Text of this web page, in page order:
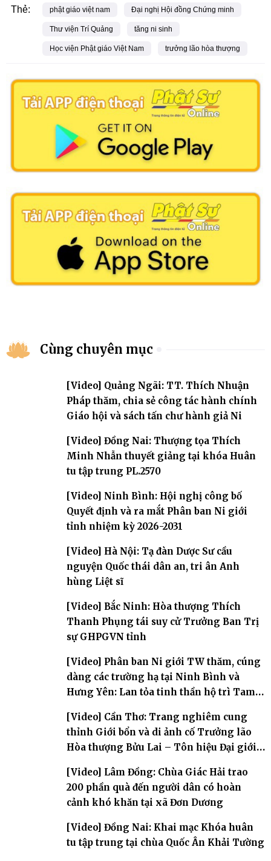
Thẻ: phật giáo việt nam Đại nghị Hội đồng Chứng minh
Thư viện Trí Quảng tăng ni sinh
Học viện Phật giáo Việt Nam trưởng lão hòa thượng
Cùng chuyên mục
[Video] Quảng Ngãi: TT. Thích Nhuận
Pháp thăm, chia sẻ công tác hành chính
Giáo hội và sách tấn chư hành giả Ni
[Video] Đồng Nai: Thượng tọa Thích
Minh Nhẫn thuyết giảng tại khóa Huân
tu tập trung PL.2570
[Video] Ninh Bình: Hội nghị công bố
Quyết định và ra mắt Phân ban Ni giới
tỉnh nhiệm kỳ 2026-2031
[Video] Hà Nội: Tạ đàn Dược Sư cầu
nguyện Quốc thái dân an, tri ân Anh
hùng Liệt sĩ
[Video] Bắc Ninh: Hòa thượng Thích
Thanh Phụng tái suy cử Trưởng Ban Trị
sự GHPGVN tỉnh
[Video] Phân ban Ni giới TW thăm, cúng
dàng các trường hạ tại Ninh Bình và
Hưng Yên: Lan tỏa tinh thần hộ trì Tam
[Video] Cần Thơ: Trang nghiêm cung
thỉnh Giới bổn và di ảnh cố Trưởng lão
Hòa thượng Bửu Lai – Tôn hiệu Đại giới
[Video] Lâm Đồng: Chùa Giác Hải trao
200 phần quà đến người dân có hoàn
cảnh khó khăn tại xã Đơn Dương
[Video] Đồng Nai: Khai mạc Khóa huân
tu tập trung tại chùa Quốc Ân Khải Tường